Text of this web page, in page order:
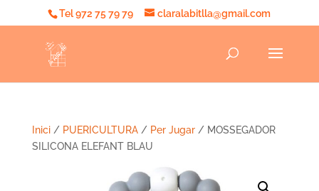
Tel 972 75 79 79 claralabitlla@gmail.com
Inici/ PUERICULTURA/ Per Jugar/ MOSSEGADOR
SILICONA ELEFANT BLAU